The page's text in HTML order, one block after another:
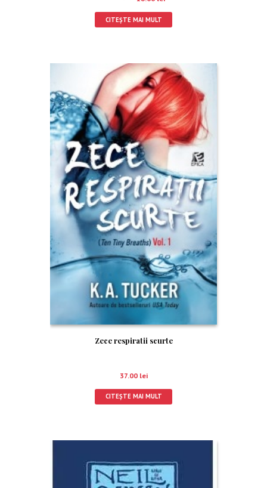
CITEȘTE MAI MULT
Zece respiratii scurte
37.00 lei
CITEȘTE MAI MULT